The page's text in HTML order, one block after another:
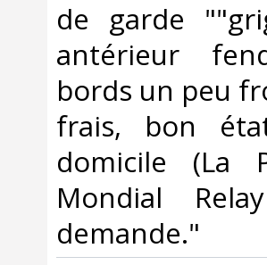
de garde
antérieur
bords un peu
frais, bon
domicile (La
Mondial
demande."‎